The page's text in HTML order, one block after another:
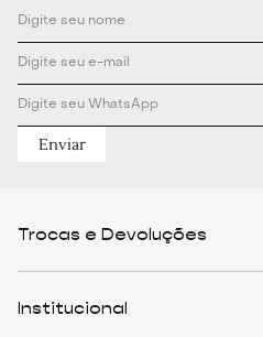
Enviar
Trocas e Devoluções
Formas de Pagamento
Institucional